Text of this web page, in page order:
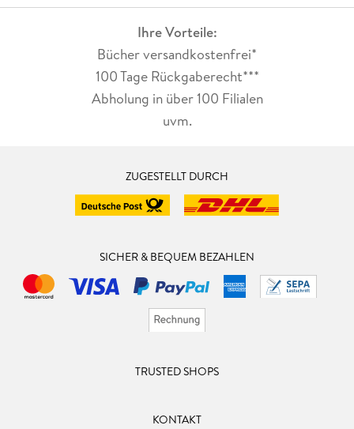
Ihre Vorteile:
Bücher versandkostenfrei*
100 Tage Rückgaberecht***
Abholung in über 100 Filialen
uvm.
ZUGESTELLT DURCH
SICHER & BEQUEM BEZAHLEN
TRUSTED SHOPS
KONTAKT